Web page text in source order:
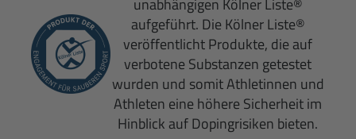
aufgeführt. Die Kölner Liste®
veröffentlicht Produkte, die auf
verbotene Substanzen getestet
wurden und somit Athletinnen und
Athleten eine höhere Sicherheit im
Hinblick auf Dopingrisiken bieten.